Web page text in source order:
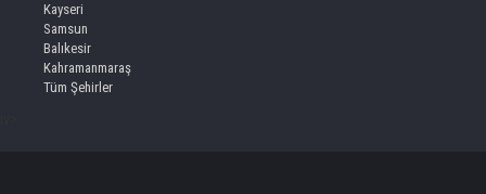
Kayseri
Samsun
Balıkesir
Kahramanmaraş
Tüm Şehirler